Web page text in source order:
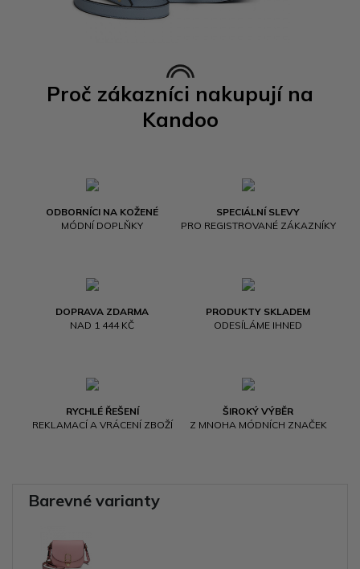
Proč zákazníci nakupují na
Kandoo
ODBORNÍCI NA KOŽENÉ
MÓDNÍ DOPLŇKY
SPECIÁLNÍ SLEVY
PRO REGISTROVANÉ ZÁKAZNÍKY
DOPRAVA ZDARMA
NAD 1 444 KČ
PRODUKTY SKLADEM
ODESÍLÁME IHNED
RYCHLÉ ŘEŠENÍ
REKLAMACÍ A VRÁCENÍ ZBOŽÍ
ŠIROKÝ VÝBĚR
Z MNOHA MÓDNÍCH ZNAČEK
Barevné varianty